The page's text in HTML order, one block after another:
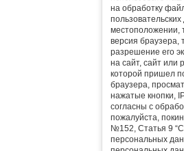
на обработку
местоположении,
версия браузера,
разрешение его
на сайт, сайт или
которой пришел
браузера,
нажатые кнопки,
согласны с
пожалуйста,
№152, Статья 9
персональных